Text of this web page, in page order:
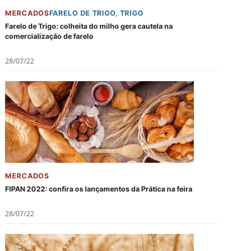
MERCADOSFARELO DE TRIGO, TRIGO
Farelo de Trigo: colheita do milho gera cautela na
comercialização de farelo
28/07/22
MERCADOS
FIPAN 2022: confira os lançamentos da Prática na feira
28/07/22